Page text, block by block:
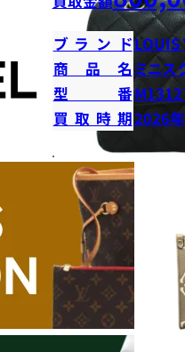
ブランドLOUIS
商品名 ミニス
型番
買取時期2026